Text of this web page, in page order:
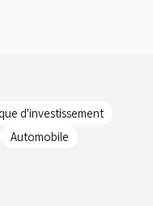
d'investissement
Automobile